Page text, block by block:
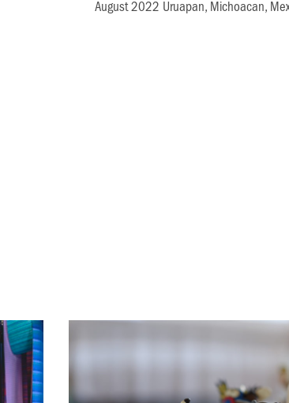
August 2022 Uruapan, Michoacan,